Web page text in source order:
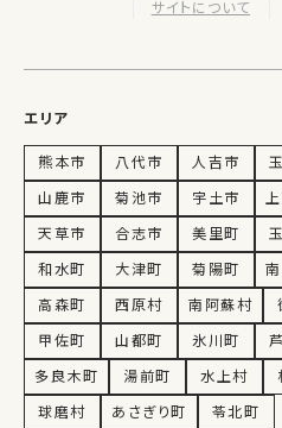
サイトについて
エリア
熊本市 八代市 人吉市
山鹿市
菊池市 宇土市
天草市
合志市 美里町
和水町
大津町 菊陽町
高森町
西原村 南阿蘇村
甲佐町
山都町 氷川町
多良木町
湯前町 水上村
球磨村
あさぎり町 苓北町